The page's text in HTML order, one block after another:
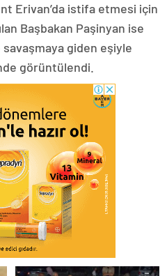
Erivan’da istifa etmesi için
Başbakan Paşinyan ise
giden eşiyle
görüntülendi.